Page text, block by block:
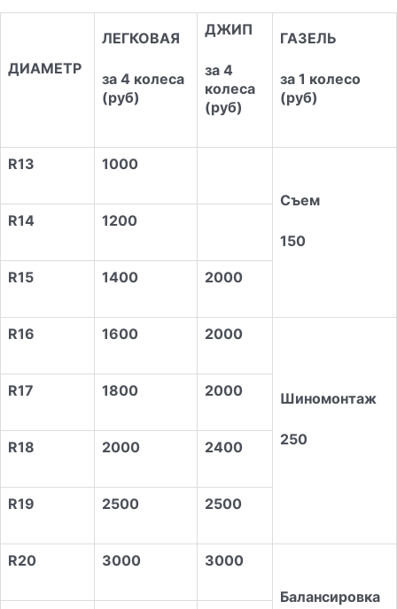
ДИАМЕТР
ЛЕГКОВАЯ
за 4 колеса
(руб)
ДЖИП
за 4
колеса
(руб)
ГАЗЕЛЬ
за 1 колесо
(руб)
R13 1000
Съем
150
R14 1200
R15 1400 2000
R16 1600 2000
Шиномонтаж
250
R17 1800 2000
R18 2000 2400
R19 2500 2500
R20 3000 3000
Балансировка